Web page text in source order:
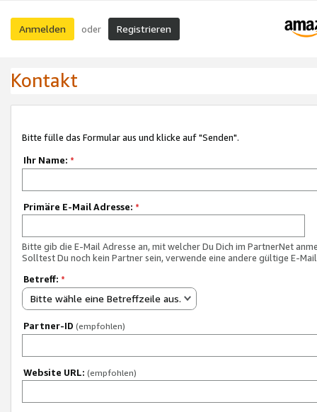
Anmelden oder Registrieren
Kontakt
Bitte fülle das Formular aus und klicke auf "Senden".
Ihr Name: *
Primäre E-Mail Adresse: *
Bitte gib die E-Mail Adresse an, mit welcher Du Dich im PartnerNet
Solltest Du noch kein Partner sein, verwende eine andere gültige E-
Betreff: *
Bitte wähle eine Betreffzeile aus.
Partner-ID (empfohlen)
Website URL: (empfohlen)